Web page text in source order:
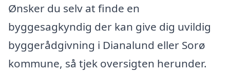
Ønsker du selv at finde en
byggesagkyndig der kan give dig uvildig
byggerådgivning i Dianalund eller Sorø
kommune, så tjek oversigten herunder.